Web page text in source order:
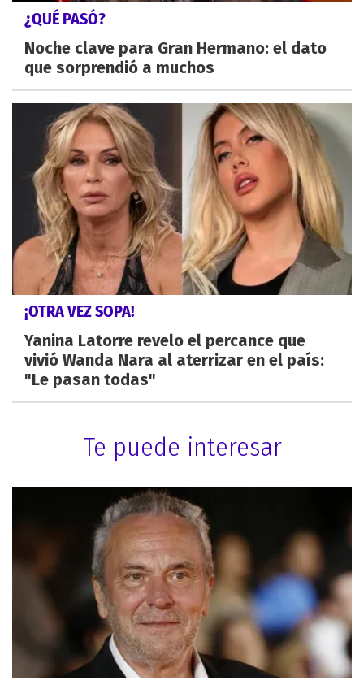
¿QUÉ PASÓ?
Noche clave para Gran Hermano: el dato
que sorprendió a muchos
¡OTRA VEZ SOPA!
Yanina Latorre revelo el percance que
vivió Wanda Nara al aterrizar en el país:
"Le pasan todas"
Te puede interesar